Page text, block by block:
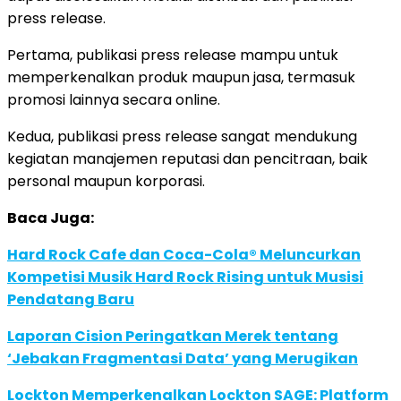
press release.
Pertama, publikasi press release mampu untuk
memperkenalkan produk maupun jasa, termasuk
promosi lainnya secara online.
Kedua, publikasi press release sangat mendukung
kegiatan manajemen reputasi dan pencitraan, baik
personal maupun korporasi.
Baca Juga:
Hard Rock Cafe dan Coca-Cola® Meluncurkan
Kompetisi Musik Hard Rock Rising untuk Musisi
Pendatang Baru
Laporan Cision Peringatkan Merek tentang
‘Jebakan Fragmentasi Data’ yang Merugikan
Lockton Memperkenalkan Lockton SAGE: Platform